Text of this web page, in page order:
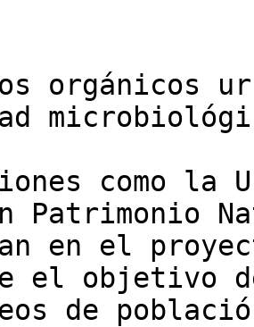
orgánicos
como la
Patrimonio
en el
el objetivo
de